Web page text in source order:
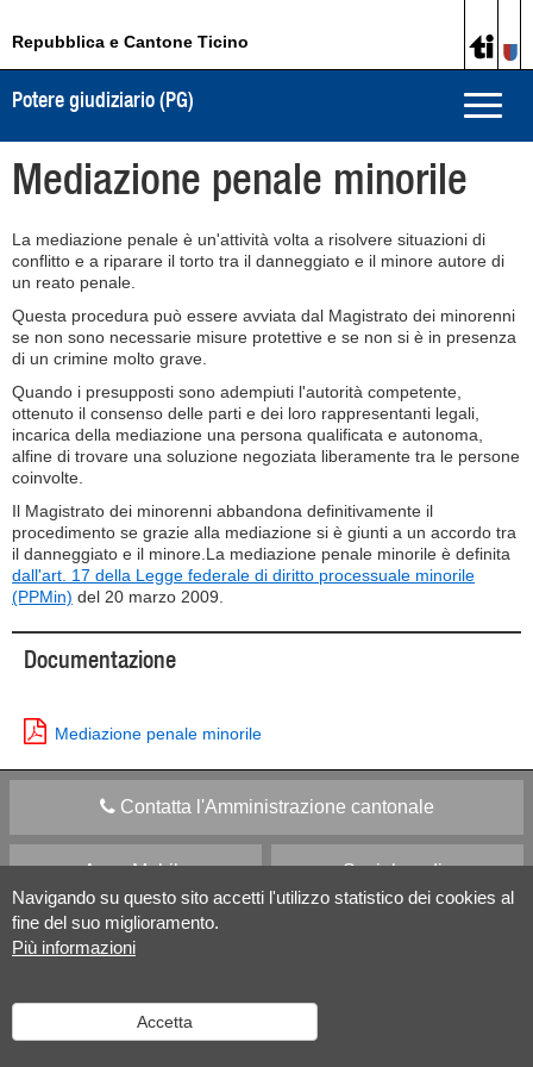
Navigando su questo sito accetti l'utilizzo statistico dei cookies al
fine del suo miglioramento.
Più informazioni
Accetta
Repubblica e Cantone Ticino
Toggle
Potere giudiziario (PG)
Mediazione penale minorile
La mediazione penale è un'attività volta a risolvere situazioni di
conflitto e a riparare il torto tra il danneggiato e il minore autore di
un reato penale.
Questa procedura può essere avviata dal Magistrato dei minorenni
se non sono necessarie misure protettive e se non si è in presenza
di un crimine molto grave.
Quando i presupposti sono adempiuti l'autorità competente,
ottenuto il consenso delle parti e dei loro rappresentanti legali,
incarica della mediazione una persona qualificata e autonoma,
alfine di trovare una soluzione negoziata liberamente tra le persone
coinvolte.
Il Magistrato dei minorenni abbandona definitivamente il
procedimento se grazie alla mediazione si è giunti a un accordo tra
il danneggiato e il minore.La mediazione penale minorile è definita
dall'art. 17 della Legge federale di diritto processuale minorile
(PPMin) del 20 marzo 2009.
Documentazione
Mediazione penale minorile
Contatta l'Amministrazione cantonale
Apps Mobile Social media
Versione desktop | Informazioni legali